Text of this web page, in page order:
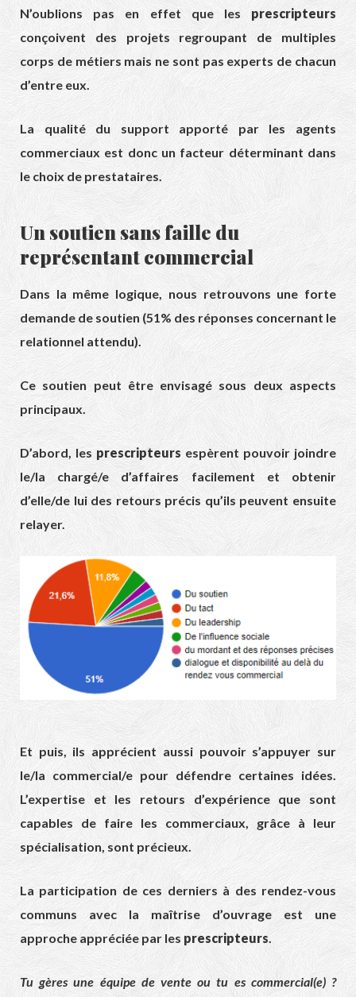
N’oublions pas en effet que les prescripteurs
conçoivent des projets regroupant de multiples
corps de métiers mais ne sont pas experts de chacun
d’entre eux.
La qualité du support apporté par les agents
commerciaux est donc un facteur déterminant dans
le choix de prestataires.
Un soutien sans faille du
représentant commercial
Dans la même logique, nous retrouvons une forte
demande de soutien (51% des réponses concernant le
relationnel attendu).
Ce soutien peut être envisagé sous deux aspects
principaux.
D’abord, les prescripteurs espèrent pouvoir joindre
le/la chargé/e d’affaires facilement et obtenir
d’elle/de lui des retours précis qu’ils peuvent ensuite
relayer.
Et puis, ils apprécient aussi pouvoir s’appuyer sur
le/la commercial/e pour défendre certaines idées.
L’expertise et les retours d’expérience que sont
capables de faire les commerciaux, grâce à leur
spécialisation, sont précieux.
La participation de ces derniers à des rendez-vous
communs avec la maîtrise d’ouvrage est une
approche appréciée par les prescripteurs.
Tu gères une équipe de vente ou tu es commercial(e) ?